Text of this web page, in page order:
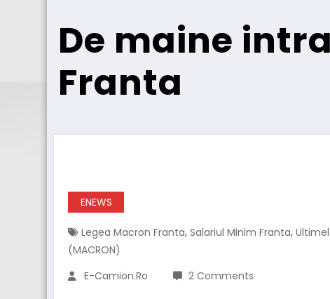
De maine
Franta
ENEWS
Legea Macron Franta, Salariul Minim Franta,
(MACRON)
E-Camion.ro
2 Comments